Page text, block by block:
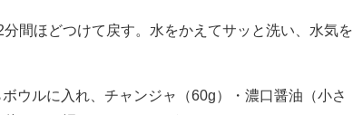
間ほどつけて戻す。水をかえてサッと洗い、水気を
ウルに入れ、チャンジャ（60g）・濃口醤油（小さ